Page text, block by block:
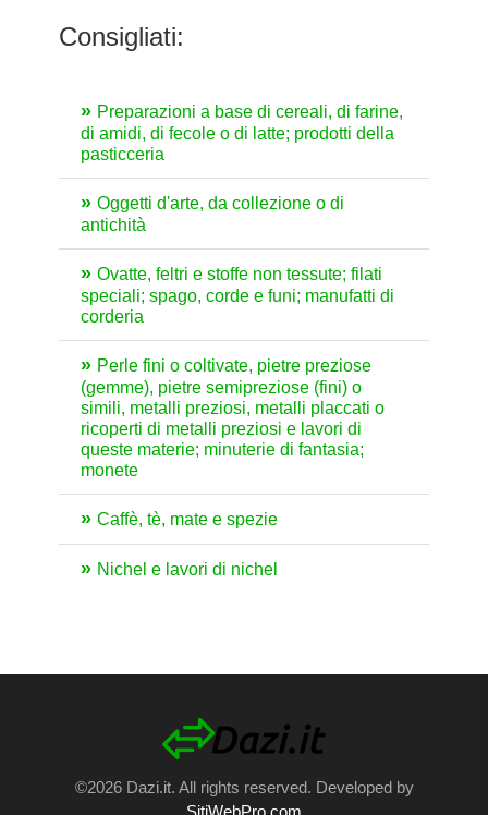
Consigliati:
Preparazioni a base di cereali, di farine,
di amidi, di fecole o di latte; prodotti della
pasticceria
Oggetti d'arte, da collezione o di
antichità
Ovatte, feltri e stoffe non tessute; filati
speciali; spago, corde e funi; manufatti di
corderia
Perle fini o coltivate, pietre preziose
(gemme), pietre semipreziose (fini) o
simili, metalli preziosi, metalli placcati o
ricoperti di metalli preziosi e lavori di
queste materie; minuterie di fantasia;
monete
Caffè, tè, mate e spezie
Nichel e lavori di nichel
©2026 Dazi.it. All rights reserved. Developed by